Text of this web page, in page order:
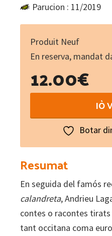
Parucion : 11/2019
Produit Neuf
En reserva, mandat
12.00€
de
quantity
IÒ
Botar
Resumat
En seguida del famós
calandreta, Andrieu
contes o racontes
tant occitana coma